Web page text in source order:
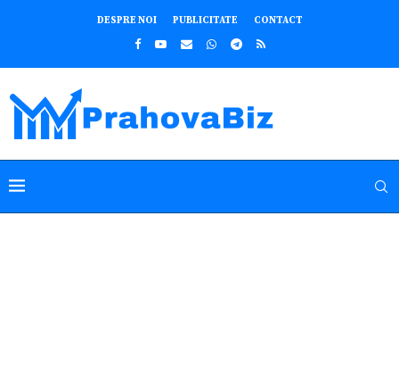
DESPRE NOI PUBLICITATE CONTACT